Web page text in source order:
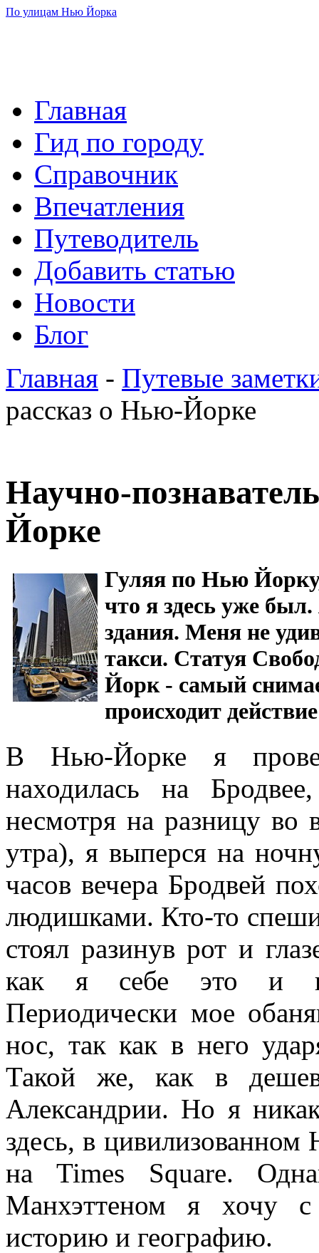
По улицам Нью Йорка
Главная
Гид по городу
Справочник
Впечатления
Путеводитель
Добавить статью
Новости
Блог
Главная - Путевые
рассказ о Нью-Йорке
Научно-
Йорке
Гуляя по Нью
что я здесь уже
здания. Меня не
такси. Статуя
Йорк - самый
происходит
В Нью-Йорке я
находилась на
несмотря на разницу
утра), я выперся на
часов вечера Бродвей
людишками. Кто-то
стоял разинув рот и
как я себе это и
Периодически мое
нос, так как в него
Такой же, как в
Александрии. Но я
здесь, в
на Times Square.
Манхэттеном я хочу с
историю и географию.